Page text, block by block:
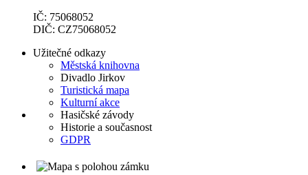
IČ: 75068052
DIČ: CZ75068052
Užitečné odkazy
Městská knihovna
Divadlo Jirkov
Turistická mapa
Kulturní akce
Hasičské závody
Historie a současnost
GDPR